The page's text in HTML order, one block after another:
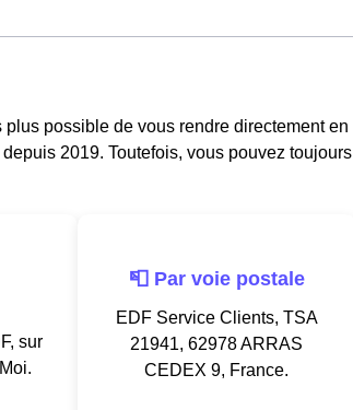
possible de vous rendre directement en
2019. Toutefois, vous pouvez toujours
sur
📮 Par voie postale
EDF Service Clients, TSA
21941, 62978 ARRAS
CEDEX 9, France.